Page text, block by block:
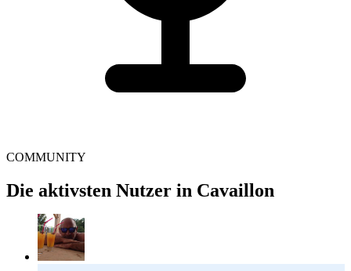
COMMUNITY
Die aktivsten Nutzer in Cavaillon